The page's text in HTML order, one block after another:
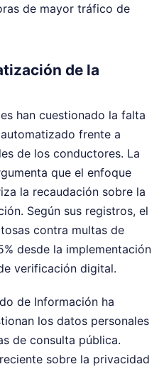
de mayor tráfico de
de la
han cuestionado la falta
frente a
de los conductores. La
que el enfoque
la recaudación sobre la
Según sus registros, el
contra multas de
desde la implementación
verificación digital.
de Información ha
los datos personales
de consulta pública.
sobre la privacidad